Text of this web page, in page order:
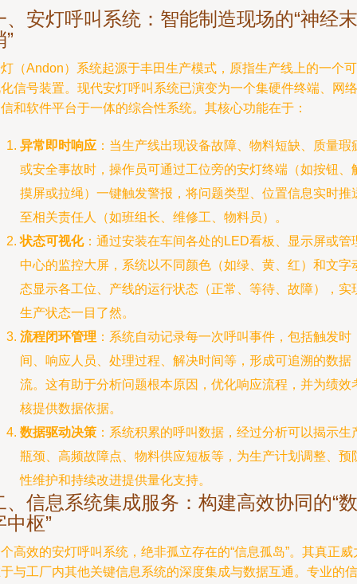
、安灯呼叫系统：智能制造现场的“神经末
”
（Andon）系统起源于丰田生产模式，原指生产线上的一个可
信号装置。现代安灯呼叫系统已演变为一个集硬件终端、网络
和软件平台于一体的综合性系统。其核心功能在于：
异常即时响应 ：当生产线出现设备故障、物料短缺、质量瑕
或安全事故时，操作员可通过工位旁的安灯终端（如按钮、
摸屏或拉绳）一键触发警报，将问题类型、位置信息实时推
至相关责任人（如班组长、维修工、物料员）。
状态可视化：通过安装在车间各处的LED看板、显示屏或管
中心的监控大屏，系统以不同颜色（如绿、黄、红）和文字
态显示各工位、产线的运行状态（正常、等待、故障），实
生产状态一目了然。
流程闭环管理 ：系统自动记录每一次呼叫事件，包括触发时
间、响应人员、处理过程、解决时间等，形成可追溯的数据
流。这有助于分析问题根本原因，优化响应流程，并为绩效
核提供数据依据。
数据驱动决策 ：系统积累的呼叫数据，经过分析可以揭示生
瓶颈、高频故障点、物料供应短板等，为生产计划调整、预
性维护和持续改进提供量化支持。
、信息系统集成服务：构建高效协同的“数
中枢”
高效的安灯呼叫系统，绝非孤立存在的“信息孤岛”。其真正威
与工厂内其他关键信息系统的深度集成与数据互通。专业的信